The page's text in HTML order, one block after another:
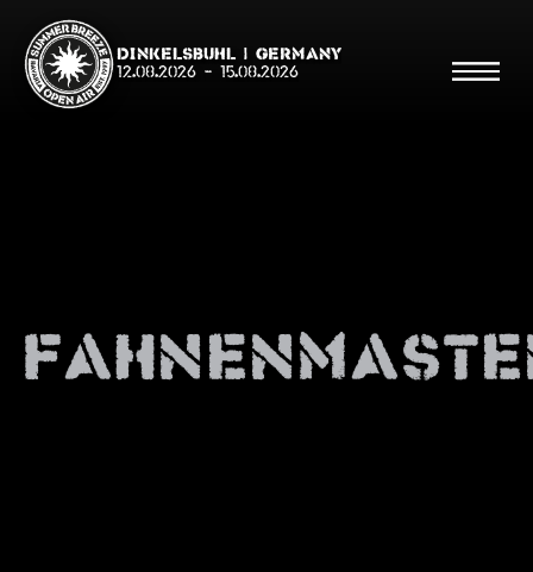
Dinkelsbühl | Germany
12.08.2026 - 15.08.2026
Shop